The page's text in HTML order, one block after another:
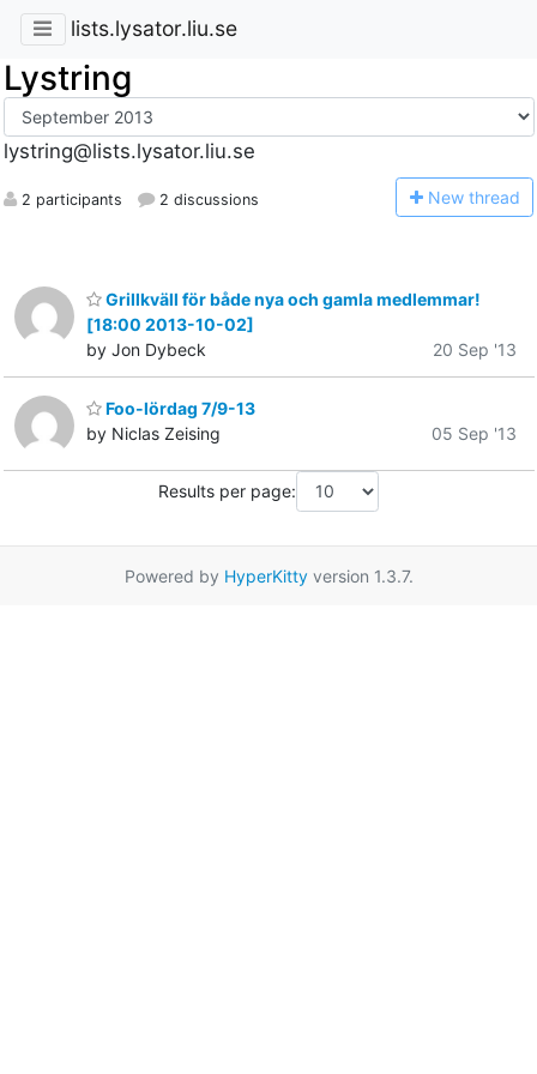
lists.lysator.liu.se
Lystring
lystring@lists.lysator.liu.se
2 participants 2 discussions New thread
Grillkväll för både nya och gamla medlemmar!
[18:00 2013-10-02]
by Jon Dybeck
20 Sep '13
Foo-lördag 7/9-13
by Niclas Zeising
05 Sep '13
Results per page:
Powered by HyperKittyversion 1.3.7.